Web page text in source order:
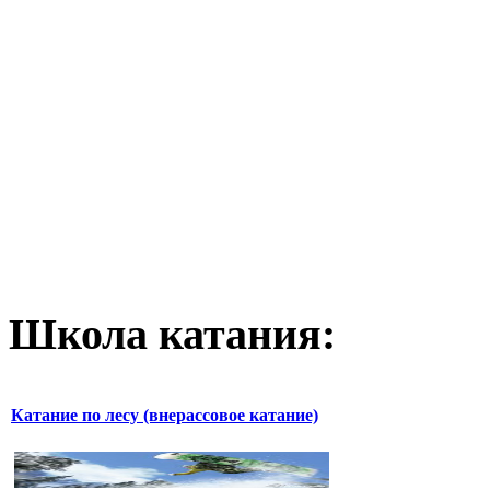
Школа катания:
Катание по лесу (внерассовое катание)